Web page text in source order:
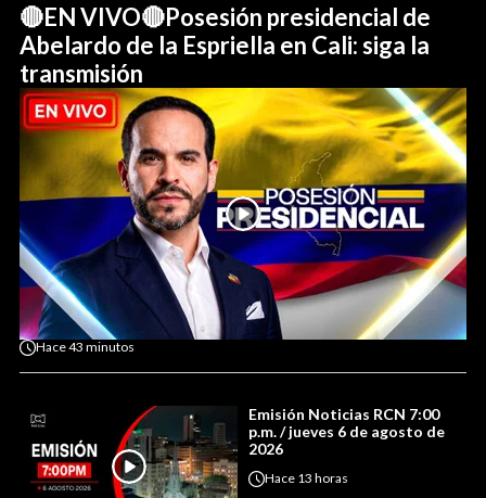
🔴EN VIVO🔴Posesión presidencial de
Abelardo de la Espriella en Cali: siga la
transmisión
Hace43 minutos
Emisión Noticias RCN 7:00
p.m. / jueves 6 de agosto de
2026
Hace 13 horas